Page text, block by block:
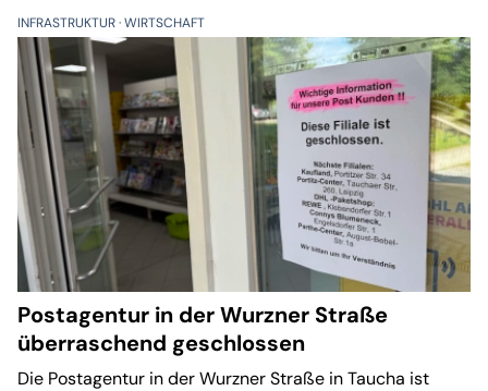
INFRASTRUKTUR WIRTSCHAFT
Postagentur in der Wurzner Straße
überraschend geschlossen
Die Postagentur in der Wurzner Straße in Taucha ist